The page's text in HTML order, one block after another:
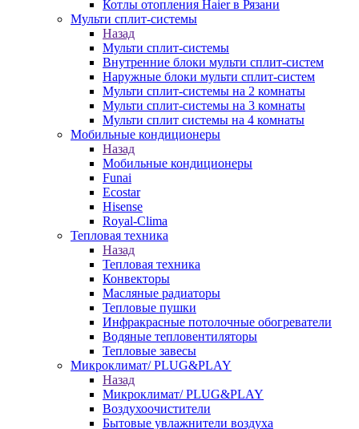
Котлы отопления Haier в Рязани
Мульти сплит-системы
Назад
Мульти сплит-системы
Внутренние блоки мульти сплит-систем
Наружные блоки мульти сплит-систем
Мульти сплит-системы на 2 комнаты
Мульти сплит-системы на 3 комнаты
Мульти сплит системы на 4 комнаты
Мобильные кондиционеры
Назад
Мобильные кондиционеры
Funai
Ecostar
Hisense
Royal-Clima
Тепловая техника
Назад
Тепловая техника
Конвекторы
Масляные радиаторы
Тепловые пушки
Инфракрасные потолочные обогреватели
Водяные тепловентиляторы
Тепловые завесы
Микроклимат/ PLUG&PLAY
Назад
Микроклимат/ PLUG&PLAY
Воздухоочистители
Бытовые увлажнители воздуха